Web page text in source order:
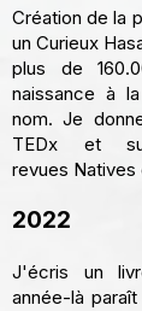
Création de la
un Curieux
plus de
naissance à
nom.​​ Je
TEDx et
revues Natives
2022​
J'écris un
année-là paraît